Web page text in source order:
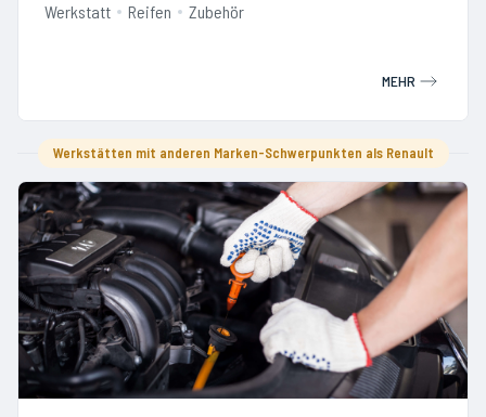
Werkstatt Reifen Zubehör
MEHR
Werkstätten mit anderen Marken-Schwerpunkten als Renault